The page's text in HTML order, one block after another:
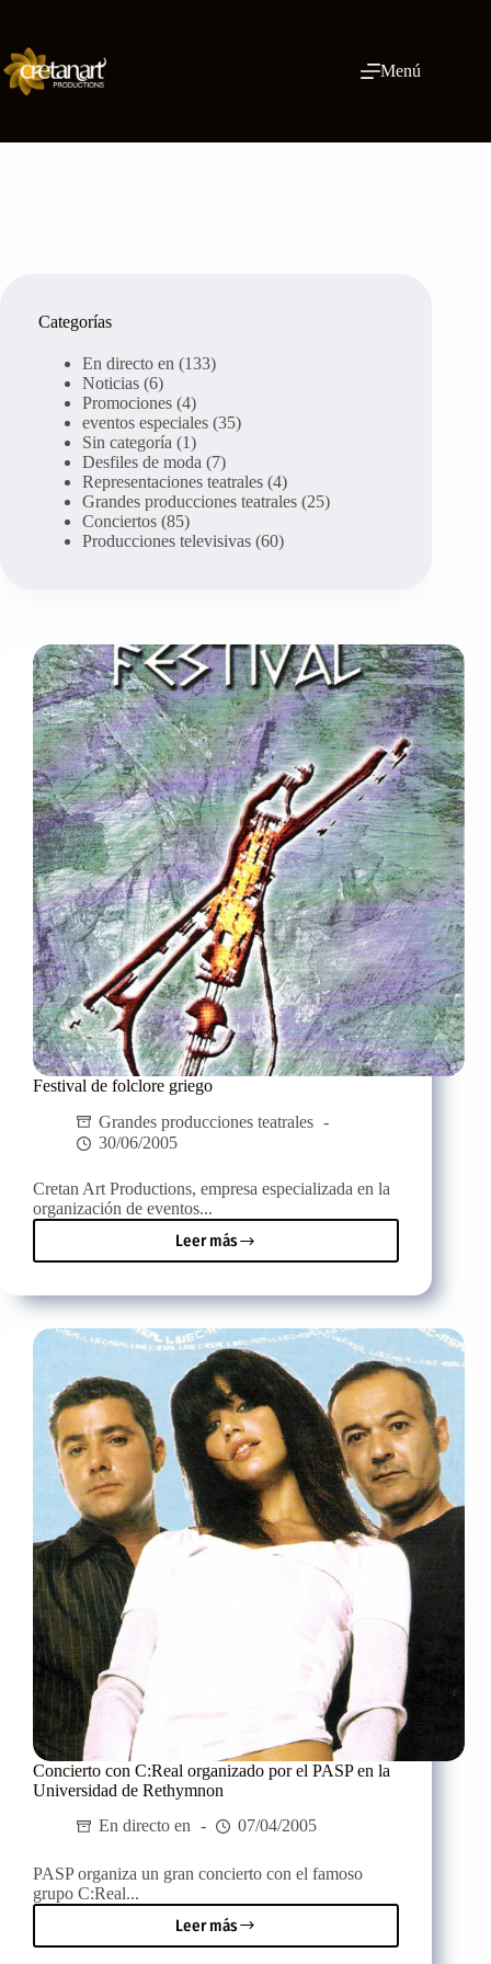
contenido
Menú
Festival de folclore griego
Grandes producciones teatrales
30/06/2005
Cretan Art Productions, empresa especializada en la
organización de eventos...
Leer másFestival
de
griego
Concierto con C:Real organizado por el PASP en la
Universidad de Rethymnon
En directo en
07/04/2005
PASP organiza un gran concierto con el famoso
grupo C:Real...
Leer másConcierto
con
Categorías
En directo en (133)
Noticias (6)
Promociones (4)
eventos especiales (35)
Sin categoría (1)
Desfiles de moda (7)
Representaciones teatrales (4)
Grandes producciones teatrales (25)
Conciertos (85)
Producciones televisivas (60)